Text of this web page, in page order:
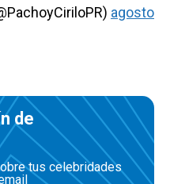
agosto
de
tus celebridades